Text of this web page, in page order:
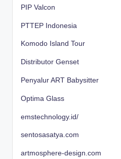
PIP Valcon
PTTEP Indonesia
Komodo Island Tour
Distributor Genset
Penyalur ART Babysitter
Optima Glass
emstechnology.id/
sentosasatya.com
artmosphere-design.com